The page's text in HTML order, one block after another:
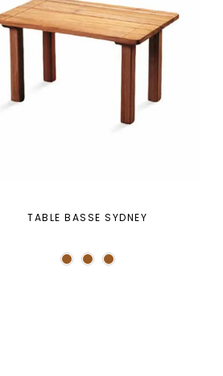
TABLE BASSE SYDNEY